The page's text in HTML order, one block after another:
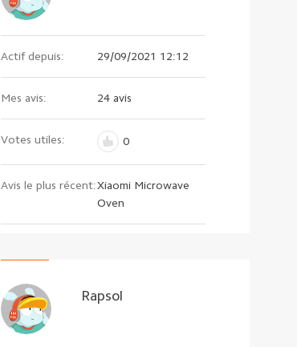
Actif depuis: 29/09/2021 12:12
Mes avis: 24 avis
Votes utiles: 0
Avis le plus récent:Xiaomi Microwave
Oven
Rapsol